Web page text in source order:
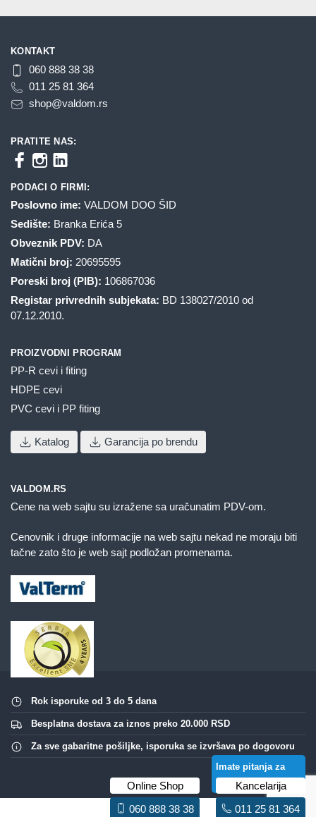
Imate pitanja za
ovaj proizvod?
KONTAKT
060 888 38 38
011 25 81 364
shop@valdom.rs
PRATITE NAS:
PODACI O FIRMI:
Poslovno ime: VALDOM DOO ŠID
Sedište: Branka Erića 5
Obveznik PDV: DA
Matični broj: 20695595
Poreski broj (PIB): 106867036
Registar privrednih subjekata: BD 138027/2010 od
07.12.2010.
PROIZVODNI PROGRAM
PP-R cevi i fiting
HDPE cevi
PVC cevi i PP fiting
Katalog Garancija po brendu
VALDOM.RS
Cene na web sajtu su izražene sa uračunatim PDV-om.
Cenovnik i druge informacije na web sajtu nekad ne moraju biti
tačne zato što je web sajt podložan promenama.
Rok isporuke od 3 do 5 dana
Besplatna dostava za iznos preko 20.000 RSD
Za sve gabaritne pošiljke, isporuka se izvršava po dogovoru
Online Shop
060 888 38 38
Kancelarija
011 25 81 364